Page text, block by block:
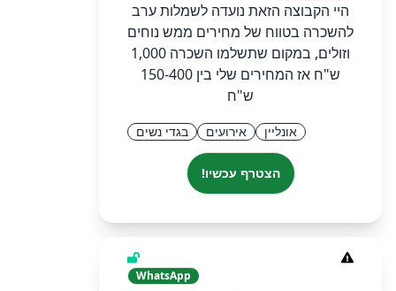
היי הקבוצה הזאת נועדה לשמלות ערב
להשכרה בטווח של מחירים ממש נוחים
וזולים, במקום שתשלמו השכרה 1,000
ש"ח אז המחירים שלי בין 150-400
ש"ח
אונליין אירועים בגדי נשים
הצטרף עכשיו!
WhatsApp